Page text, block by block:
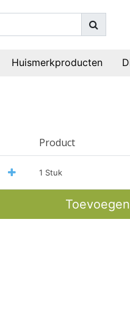
Huismerkproducten
Product
1 Stuk